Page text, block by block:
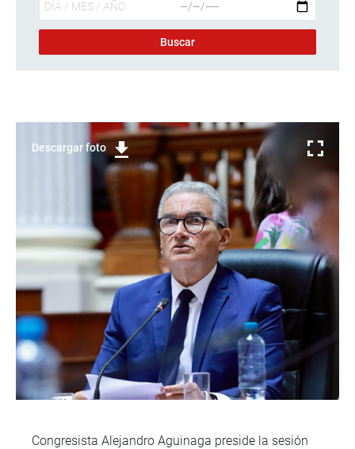
Descargar foto
Congresista Alejandro Aguinaga preside la sesión